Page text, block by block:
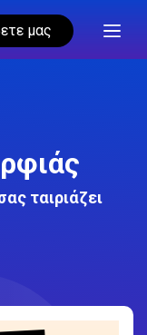
μας
ταιριάζει